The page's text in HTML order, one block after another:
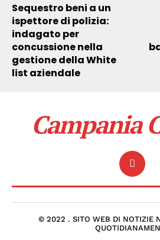
Sequestro beni a un
ispettore di polizia:
indagato per
concussione nella
gestione della White
list aziendale
Campania
© 2022 . SITO WEB DI NOTIZIE